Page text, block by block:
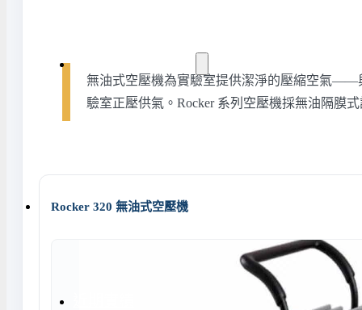
實驗桌規劃設計與訂製 地板鋪設工程
環境汙染防治工程
無油式空壓機為實驗室提供潔淨的壓縮空氣——
驗室正壓供氣。Rocker 系列空壓機採無油隔膜
Rocker 320 無油式空壓機